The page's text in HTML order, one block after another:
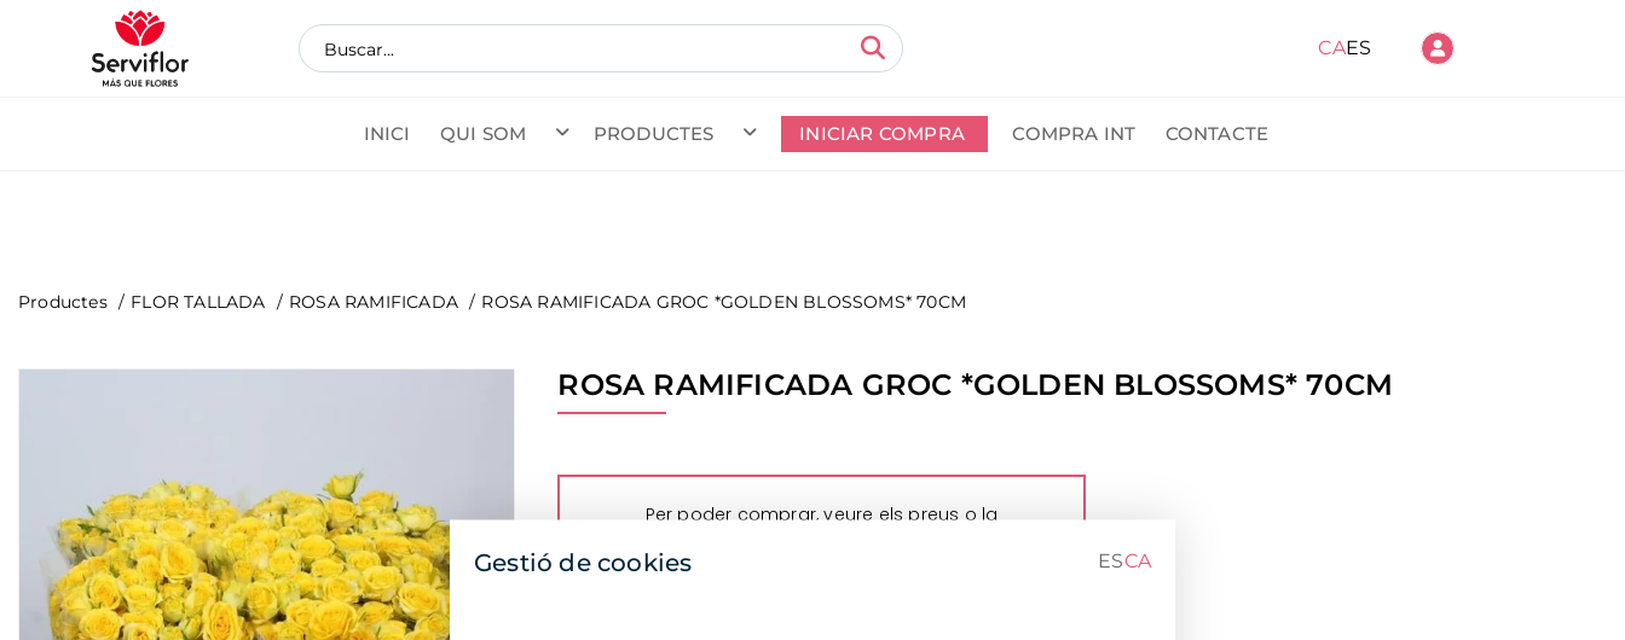
CAES
INICI QUI SOM PRODUCTES INICIAR COMPRA COMPRA INT CONTACTE
Productes FLOR TALLADA ROSA RAMIFICADA ROSA RAMIFICADA GROC *GOLDEN BLOSSOMS* 70CM
ROSA RAMIFICADA GROC *GOLDEN BLOSSOMS* 70CM
Per poder comprar, veure els preus o la
Gestió de cookies ESCA